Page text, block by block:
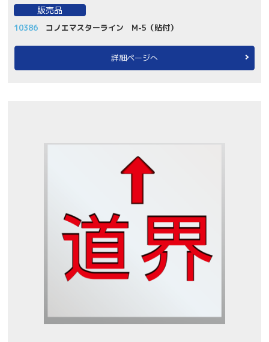
販売品
10386 コノエマスターライン M-5（貼付）
詳細ページへ